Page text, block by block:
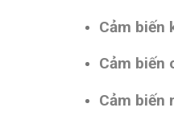
Cảm biến
Cảm biến
Cảm biến